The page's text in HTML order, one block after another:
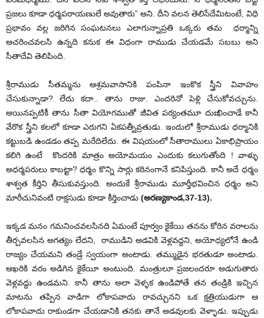
ప్రజలు కూడా ధర్మపరాయణులే అవుతారు” అని. దీని వలన తెలిసేదేమిటంటే, విధి
ప్రభావం వల్ల జరిగిన సంఘటనలు ఎలాగున్నాప్రతి ఒక్కరు తమ ధర్మాన్ని
ఆచరించవలసి ఉన్నది కనుక ఈ విధంగా రాముడు చేయడమే సబబు అని
సీతాదేవి తెలిపింది.
శ్రీరాముడు సీతమ్మను ఆశ్రమవాసానికి పంపినా ఇంకొక స్త్రీని వివాహం
చేసుకున్నాడా? లేదు కదా.. తాను రాజు. ఎందరినో పెళ్లి చేసుకోవచ్చును.
అయినప్పటికీ తాను సీతా వియోగముతో జీవిత పర్యంతమూ దుఃఖించాడే కానీ
వేరొక స్త్రీని కలలో కూడా ఎరుగని ఏకపత్నీవ్రతుడు. ఇందులో శ్రీరాముడు ధర్మానికి
కట్టుబడి ఉండడం తప్ప మరేదిలేదు. ఈ విషయంలో సీతారాములు ఏకాభిప్రాయం
కలిగి ఉంటే కొందరికి మాత్రం అయోమయం ఎందుకు కలుగుతోంది ! వాళ్ళు
అధర్మపరులు కాబట్టా? ధర్మం కొన్ని సార్లు కఠినంగానే కనిపిస్తుంది. కానీ అదే ధర్మం
శాశ్వత కీర్తిని తీసుకువస్తుంది. అందుకే శ్రీరాముడు మూర్తీభవించిన ధర్మం అని
మారీచునివంటి రాక్షసుడు కూడా కీర్తించాడు (అరణ్యకాండ,37-13).
ఇక్కడ మనం గమనించవలసినది ఏమంటే పూర్వం కైకేయి తనను కోరిన వరాలను
తీర్చవలసిన అగత్యం లేదని, రాముడిని అడవికి వెళ్లవద్దని, అయోధ్యలోనే ఉండి
రాజ్యం చేయమని తండ్రే స్వయంగా అంటాడు. తమ్ముడైన భరతుడూ అంటాడు.
ఆఖరికి వరం అడిగిన కైకేయీ అంటుంది. మంత్రులూ ప్రజలందరూ అడుగుతారు
వెళ్లవద్దు ఉండమని. కానీ తాను అలా వెళ్ళక ఉండిపోతే తన తండ్రికి ఇచ్చిన
మాటను తప్పిన వాడిగా లోకాపవాదు రావచ్చునని ఒక క్షత్రియుడుగా ఆ
లోకాపవాదు రాకుండగా చేయడానికి తనకు తానే అడవులకు వెళ్ళాడు. ఇప్పుడు